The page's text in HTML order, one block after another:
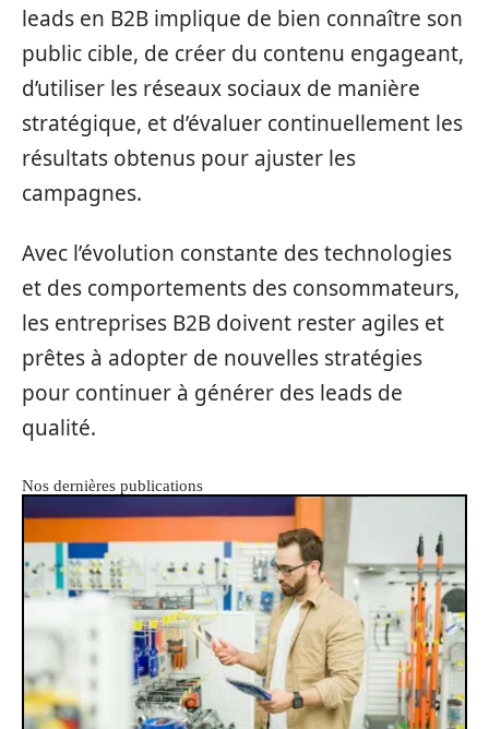
leads en B2B implique de bien connaître son
public cible, de créer du contenu engageant,
d’utiliser les réseaux sociaux de manière
stratégique, et d’évaluer continuellement les
résultats obtenus pour ajuster les
campagnes.
Avec l’évolution constante des technologies
et des comportements des consommateurs,
les entreprises B2B doivent rester agiles et
prêtes à adopter de nouvelles stratégies
pour continuer à générer des leads de
qualité.
Nos dernières publications